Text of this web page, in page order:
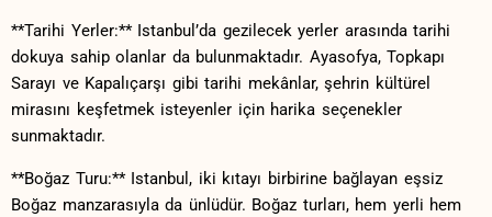
**Tarihi Yerler:** Istanbul’da gezilecek yerler arasında tarihi
dokuya sahip olanlar da bulunmaktadır. Ayasofya, Topkapı
Sarayı ve Kapalıçarşı gibi tarihi mekânlar, şehrin kültürel
mirasını ​keşfetmek ⁢isteyenler için harika seçenekler
sunmaktadır.
**Boğaz Turu:** Istanbul, iki kıtayı birbirine bağlayan eşsiz
Boğaz manzarasıyla da ünlüdür.⁣ Boğaz turları, hem yerli hem